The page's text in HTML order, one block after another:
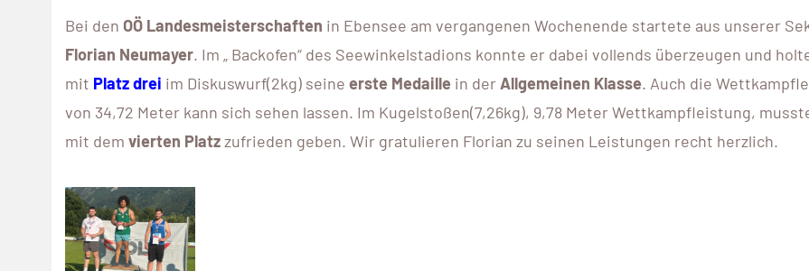
Bei den OÖ Landesmeisterschaften in Ebensee am vergangenen Wochenende startete aus unserer
Florian Neumayer. Im „ Backofen“ des Seewinkelstadions konnte er dabei vollends überzeugen und
mit Platz drei im Diskuswurf(2kg) seine erste Medaille in der Allgemeinen Klasse. Auch die
von 34,72 Meter kann sich sehen lassen. Im Kugelstoßen(7,26kg), 9,78 Meter Wettkampfleistung,
mit dem vierten Platzzufrieden geben. Wir gratulieren Florian zu seinen Leistungen recht herzlich.